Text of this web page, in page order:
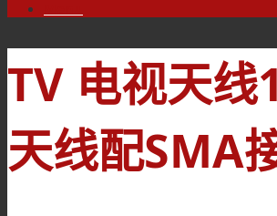
TV 电视天
天线配SMA